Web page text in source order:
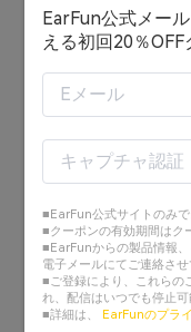
ログイン状態
アカ
EarFun公式メー
える初回20％OFF
■EarFun公式サイトのみで
■クーポンの有効期間はク
■EarFunからの製品情報、
電子メールにてご連絡さ
■ご登録により、これらの
れ、配信はいつでも停止可
■詳細は、
EarFunのプラ